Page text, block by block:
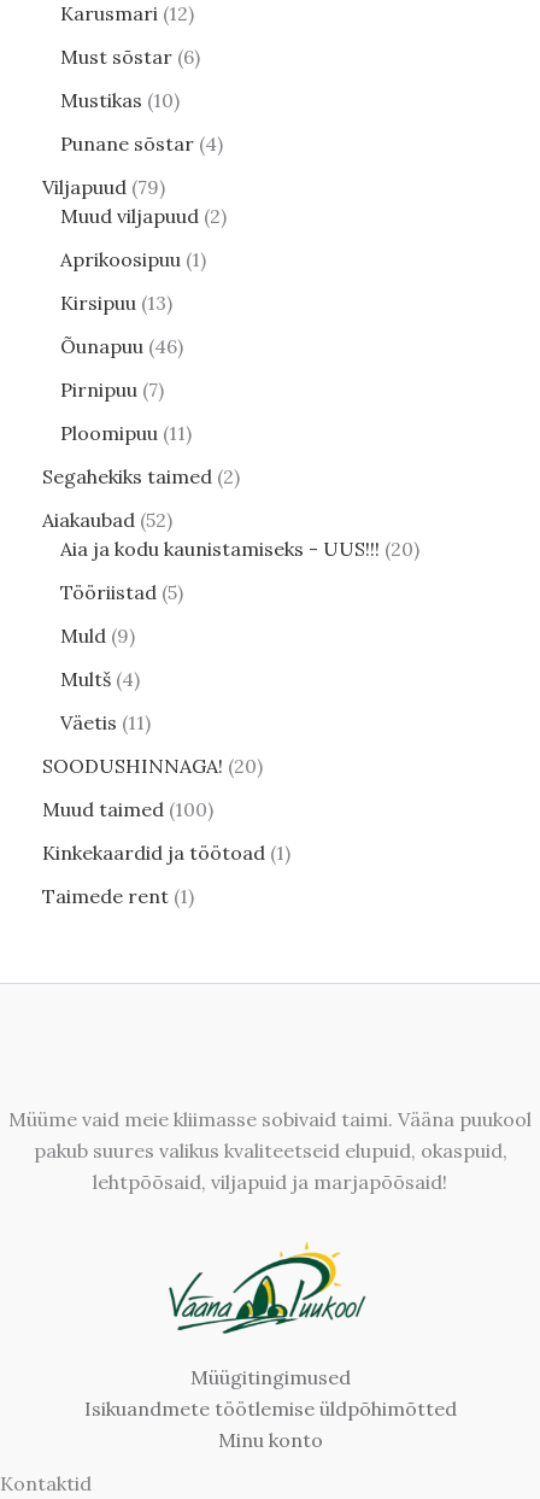
Karusmari 12
Must sõstar 6
Mustikas 10
Punane sõstar 4
Viljapuud 79
Muud viljapuud 2
Aprikoosipuu 1
Kirsipuu 13
Õunapuu 46
Pirnipuu 7
Ploomipuu 11
Segahekiks taimed 2
Aiakaubad 52
Aia ja kodu kaunistamiseks - UUS!!! 20
Tööriistad 5
Muld 9
Multš 4
Väetis 11
SOODUSHINNAGA! 20
Muud taimed 100
Kinkekaardid ja töötoad 1
Taimede rent 1
Müüme vaid meie kliimasse sobivaid taimi. Vääna puukool
pakub suures valikus kvaliteetseid elupuid, okaspuid,
lehtpõõsaid, viljapuid ja marjapõõsaid!
Müügitingimused
Isikuandmete töötlemise üldpõhimõtted
Minu konto
Kontaktid